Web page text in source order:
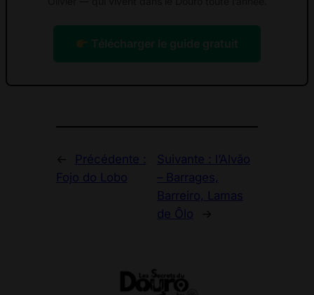
Télécharger le guide gratuit
←
Précédente :
Fojo do Lobo
Suivante :
l’Alvão
– Barrages,
Barreiro, Lamas
de Ôlo
→